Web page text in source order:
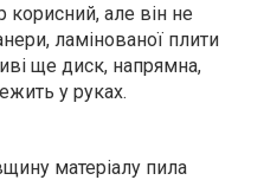
але він не
ламінованої плити
ще диск, напрямна,
у руках.
матеріалу пила